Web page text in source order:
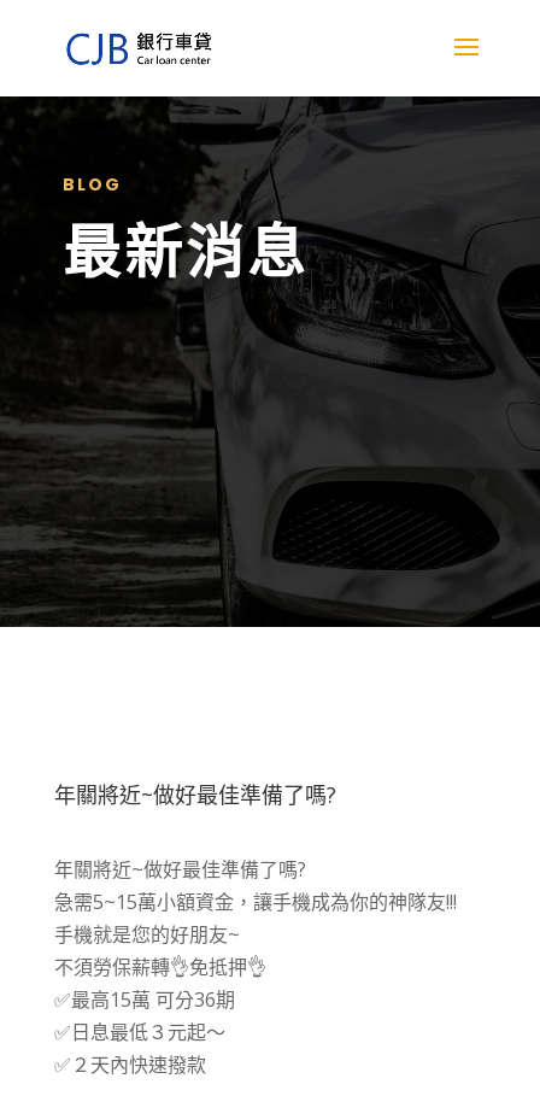
BLOG
最新消息
年關將近~做好最佳準備了嗎?
年關將近~做好最佳準備了嗎?
急需5~15萬小額資金，讓手機成為你的神隊友!!!
手機就是您的好朋友~
不須勞保薪轉👌免抵押👌
✅最高15萬 可分36期
✅日息最低３元起～
✅２天內快速撥款